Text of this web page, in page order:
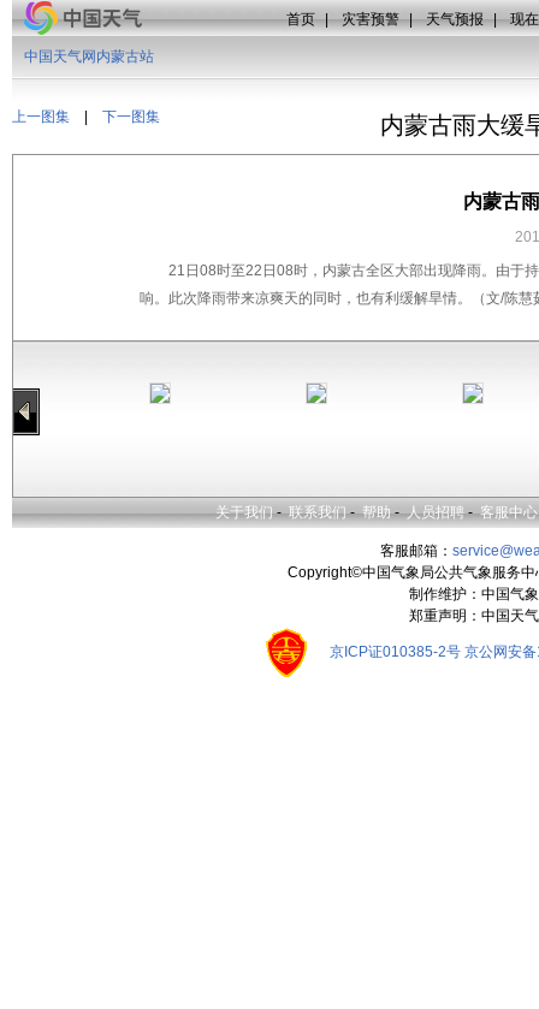
首页 | 灾害预警 | 天气预报 | 现
上一图集 下一图集
中国天气网内蒙古站
内蒙古雨大缓
内蒙古
21日08时至22日08时，内蒙古全区大部出现降雨。由于
响。此次降雨带来凉爽天的同时，也有利缓解旱情。（文/陈慧
关于我们 - 联系我们 - 帮助 - 人员招聘 - 客服中心
客服邮箱：
Copyright©中国气象局公共气象服务
制作维护：中国气
郑重声明：中国天
京ICP证010385-2号 京公网安